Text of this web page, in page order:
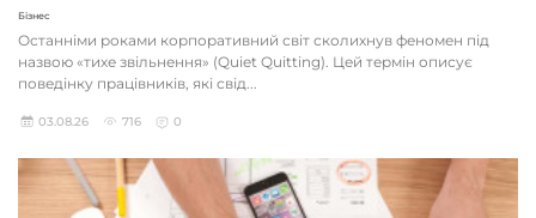
Бізнес
Останніми роками корпоративний світ сколихнув феномен під
назвою «тихе звільнення» (Quiet Quitting). Цей термін описує
поведінку працівників, які свід...
03.08.26 716 0